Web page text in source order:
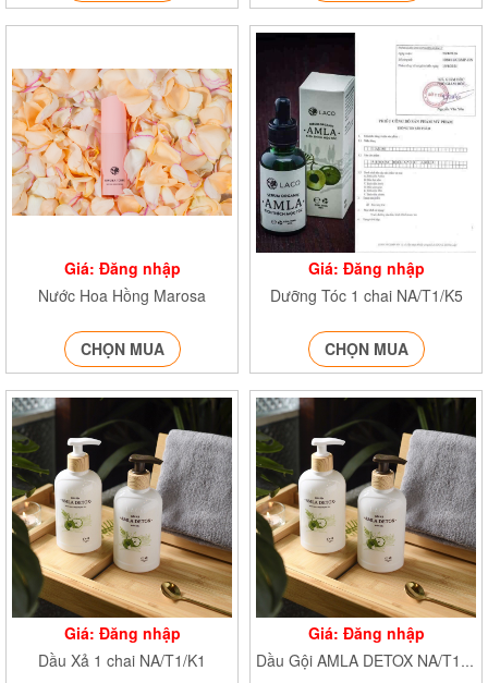
Giá: Đăng nhập
Nước Hoa Hồng Marosa
CHỌN MUA
Giá: Đăng nhập
Dưỡng Tóc 1 chai NA/T1/K5
CHỌN MUA
Giá: Đăng nhập
Dầu Xả 1 chai NA/T1/K1
Giá: Đăng nhập
Dầu Gội AMLA DETOX NA/T1/K1